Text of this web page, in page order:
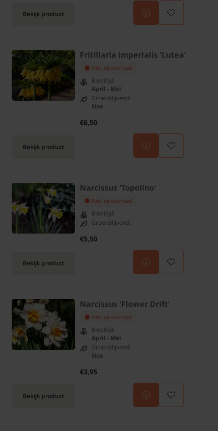
Bekijk product
Bekijk product
Fritillaria imperialis 'Lutea'
Niet op voorraad
Bloeitijd:
April - Mei
Groenblijvend:
Nee
€6,50
Bekijk product
Narcissus 'Topolino'
Niet op voorraad
Bloeitijd:
Groenblijvend:
€5,50
Bekijk product
Narcissus 'Flower Drift'
Niet op voorraad
Bloeitijd:
April - Mei
Groenblijvend:
Nee
€3,95